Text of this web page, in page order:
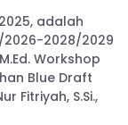
adalah
2026-2028/2029
Workshop
Blue Draft
Fitriyah, S.Si.,